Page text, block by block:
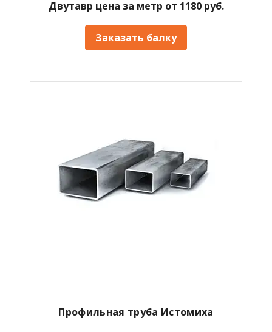
Двутавр цена за метр от 1180 руб.
Заказать балку
Профильная труба Истомиха